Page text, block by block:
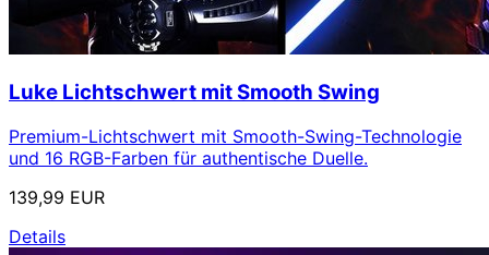
Luke Lichtschwert mit Smooth Swing
Premium-Lichtschwert mit Smooth-Swing-Technologie
und 16 RGB-Farben für authentische Duelle.
139,99 EUR
Details